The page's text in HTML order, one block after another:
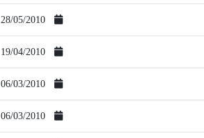
28/05/2010
19/04/2010
06/03/2010
06/03/2010